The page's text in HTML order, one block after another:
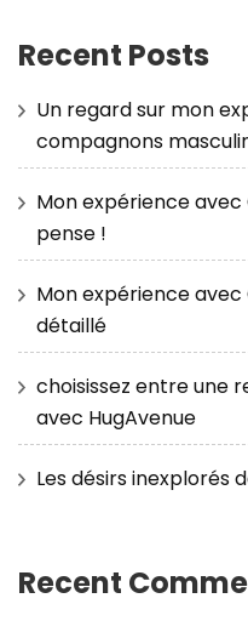
Recent Posts
Un regard sur mon
compagnons
Mon expérience avec
pense !
Mon expérience avec
détaillé
choisissez entre une
avec HugAvenue
Les désirs inexplorés
Recent